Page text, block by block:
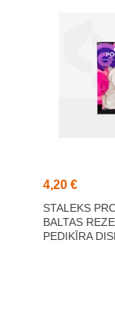
4,20 €
STALEKS
BALTAS
PEDIKĪRA